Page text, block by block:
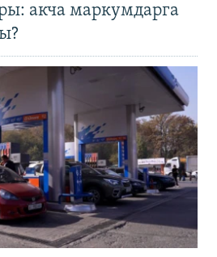
акча маркумдарга